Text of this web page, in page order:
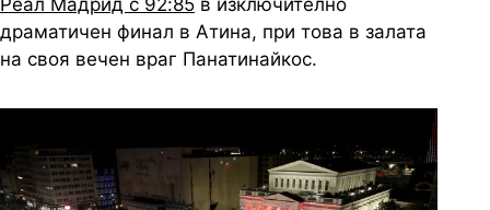
Реал Мадрид с 92:85 в изключително
драматичен финал в Атина, при това в залата
на своя вечен враг Панатинайкос.